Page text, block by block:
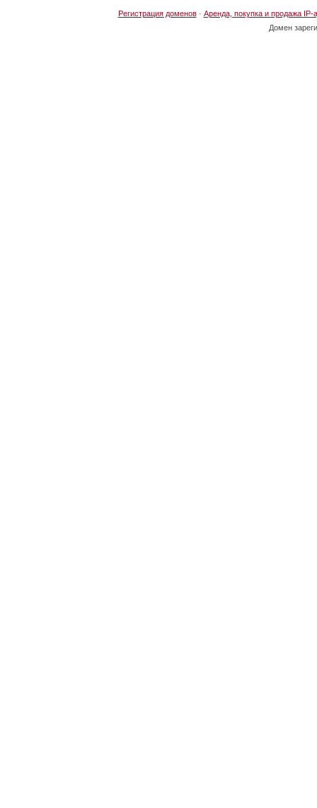
Регистрация доменов· Аренда, покупка и продажа IP-
Домен